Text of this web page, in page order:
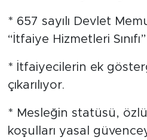
* 657 sayılı Devlet
“İtfaiye Hizmetleri
* İtfaiyecilerin ek
çıkarılıyor.
* Mesleğin statüsü,
koşulları yasal